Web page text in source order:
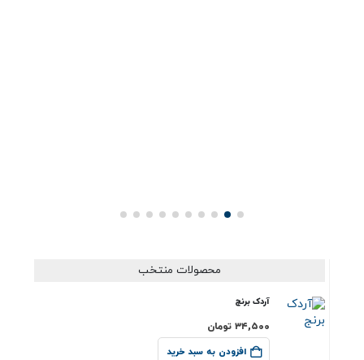
محصولات منتخب
آردک برنج
۳۴,۵۰۰ تومان
افزودن به سبد خرید